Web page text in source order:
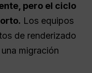
pero el ciclo
Los equipos
de renderizado
migración